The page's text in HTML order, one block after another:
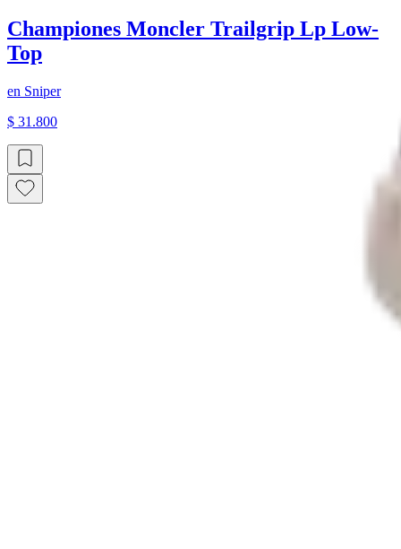
Championes Moncler Trailgrip Lp Low-
Top
en Sniper
$ 31.800